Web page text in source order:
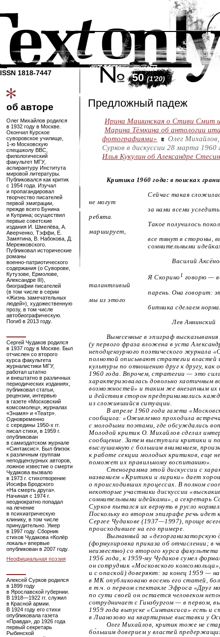
ISSN 1818-7447
об авторе
Олег Михайлов родился
в 1932 году в Москве.
Окончил Курское
суворовское училище,
1-юМосковскую
спецшколу ВВС,
филологический
факультет МГУ,
аспирантуру Института
мировой литературы.
Публиковался как критик
с 1954 года. Изучал
и пропагандировал
творчество писателей
первой эмиграции,
прежде всего Бунина
и Куприна; осуществил
первые советские
издания И. Шмелёва, А.
Аверченко, Тэффи, Е.
Замятина, В. Набокова, Д.
Мережковского.
Публиковал исторические
романы
военно-патриотического
содержания (о Суворове,
Кутузове, Ермолове,
Александре III),
биографии писателей
(в том числе в серии
«Жизнь замечательных
людей»), художественную
прозу, в том числе
автобиографическую.
Погиб в 2013 году.
Сергей Чудаков родился
в 1937 году в Москве. Был
отчислен со второго
курса факультета
журналистики МГУ,
работал штатно
и внештатно в различных
периодических изданиях,
публиковал статьи,
рецензии, интервью
в газете «Московский
комсомолец», журналах
«Знамя» и «Театр».
Одновременно
с середины 1950-х гг.
писал стихи, в 1959 г.
опубликован
в самиздатском журнале
«Синтаксис». Был близок
к различным группам
неподцензурных авторов,
ложное известие о смерти
Чудакова вызвало
в 1973 г. стихотворение
Иосифа Бродского
«На смерть друга».
Начиная с 1974 г.
неоднократно попадал
на лечение
в психиатрическую
клинику, в том числе
принудительно. Умер
в 1997 году. Сборник
стихов Чудакова «Колёр
локаль» впервые
опубликован в 2007 году.
Неофициальная поэзия
Алексей Сурков родился
в 1899 году
в Ярославской губернии.
В 1918—1922гг. служил
в Красной армии.
В 1924 году его стихи
опубликовала газета
«Правда», до 1926 года
первый секретарь
Рыбинской
50(1'20)
Предложный падеж
Ирина Машинская о Стиви Смит
Марина Тёмкина об антологии
фотографиями»
Олег
Сурков в дискуссии 28 марта 1960
Илья Кукулин об Александре
Критика 1960 года: в поисках
Сейчас такая сложилась
не могут
за нами всеми уследить.
ребята.
Такое получилось
марширует,
все тянут в стороны,
сомнительными идейками
Василий
Я Скорино1 говорю —
талантливый
парень. Она говорит: это
мы из этого
битника сделаем
Лев Аннинский
Вынесенные в эпиграф высказывания
(у первого фраза вложена в уста
неподцензурного поэтического журнала
полнотой описывают стратегии властей
культуры по отношению друг к другу, как
1960 года. Впрочем, стратегии — это
характеризовалась довольно хаотичным
возможностей» и таким же внезапным их
и действия сторон предпринимались
из сложившийся ситуации.
В апреле 1960 года газета
сообщила: «Оживленно проходила
с молодыми поэтами, где обсуждались
Молодой критик О. Михайлов сделал
сообщение. Затем выступили критики и
выслушанную с большим вниманием,
к работе секции молодых критиков, еще
поможет их правильному воспитанию».
Стенограмма этой дискуссии с
названием «Критики и лирики» дает
о происходивших процессах. В полном
некоторые участники дискуссии
сомнительными идейками», а секретарь
Сурков пытался их вернуть в русло
Поскольку во втором эпиграфе речь идет
Сергее Чудакове(1937—1997) , проще
происходившее на его примере.
Выгнанный за «дезорганизаторскую
(формулировка приказа об отчислении; в
неизвестно) со второго курса
1956 года, к 1959-му Чудаков сумел
он сотрудник «Московского
и с опаской) доверяют: за конец 1959 —
в МК опубликовано восемь его статей,
в т.ч. о первом спектакле Эфроса «Друг
по сути своей он остается человеком
сотрудничает с Гинзбургом — в первом,
1959 года выпуске «Синтаксиса» есть и
в Лианозово на квартирные выставки у
Олег Михайлов, критик тоже не
бо́льшим доверием у властей